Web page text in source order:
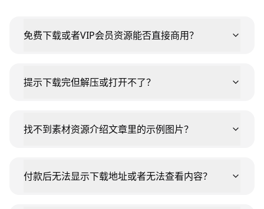
免费下载或者VIP会员资源能否直接商用？
提示下载完但解压或打开不了？
找不到素材资源介绍文章里的示例图片？
付款后无法显示下载地址或者无法查看内容？